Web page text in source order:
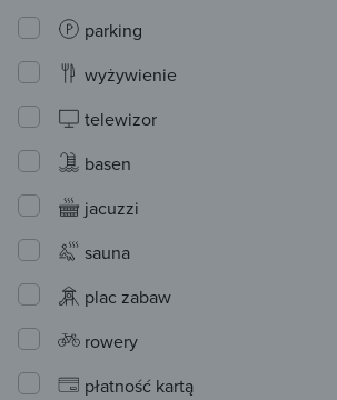
parking
wyżywienie
telewizor
basen
jacuzzi
sauna
plac zabaw
rowery
płatność kartą